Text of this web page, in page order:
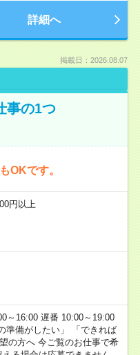
詳細へ
掲載日：2026.08.07
事の1つ
OKです。
円以上
～16:00 遅番 10:00～19:00
準備がしたい」 「できれば
の方へ 今ご覧のお仕事で希